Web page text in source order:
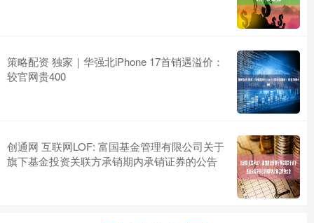
策略配资 独家｜华强北iPhone 17首销遇溢价：
较官网贵400
创通网 互联网LOF: 富国基金管理有限公司关于
旗下基金投资关联方承销期内承销证券的公告